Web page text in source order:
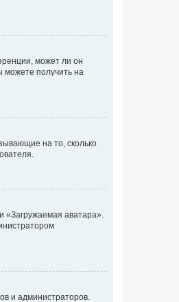
может ли он
можете получить на
на то, сколько
«Загружаемая аватара».
и администраторов.